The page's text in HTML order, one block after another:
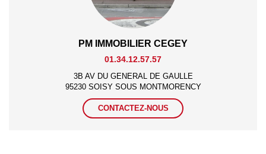
PM IMMOBILIER CEGEY
01.34.12.57.57
3B AV DU GENERAL DE GAULLE
95230 SOISY SOUS MONTMORENCY
CONTACTEZ-NOUS